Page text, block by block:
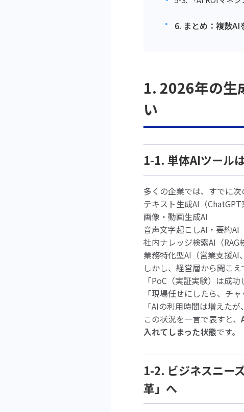
6. まとめ：複数AI
1. 2026年の生
い
1-1. 単体AIツール
多くの企業では、すでに次
テキスト生成AI（
画像・動画生成AI
音声文字起こしAI・要約AI
社内ナレッジ検索AI（RAG
業務特化型AI（営業支援AI
しかし、経営層から聞こえ
「PoC（実証実験）は成
「現場任せにしたら、チ
「AIの利用時間は増えた
この状況を一言で表すと、
入れてしまった状態です。
1-2. ビジネスニー
革」へ